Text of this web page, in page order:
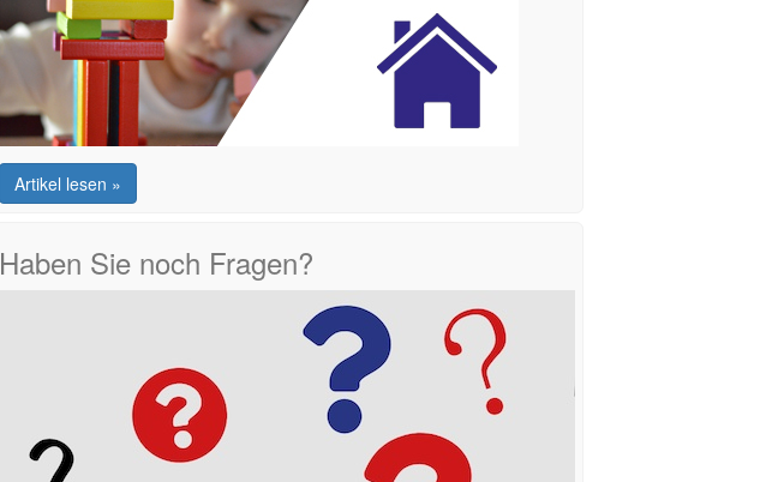
Artikel lesen »
Haben Sie noch Fragen?